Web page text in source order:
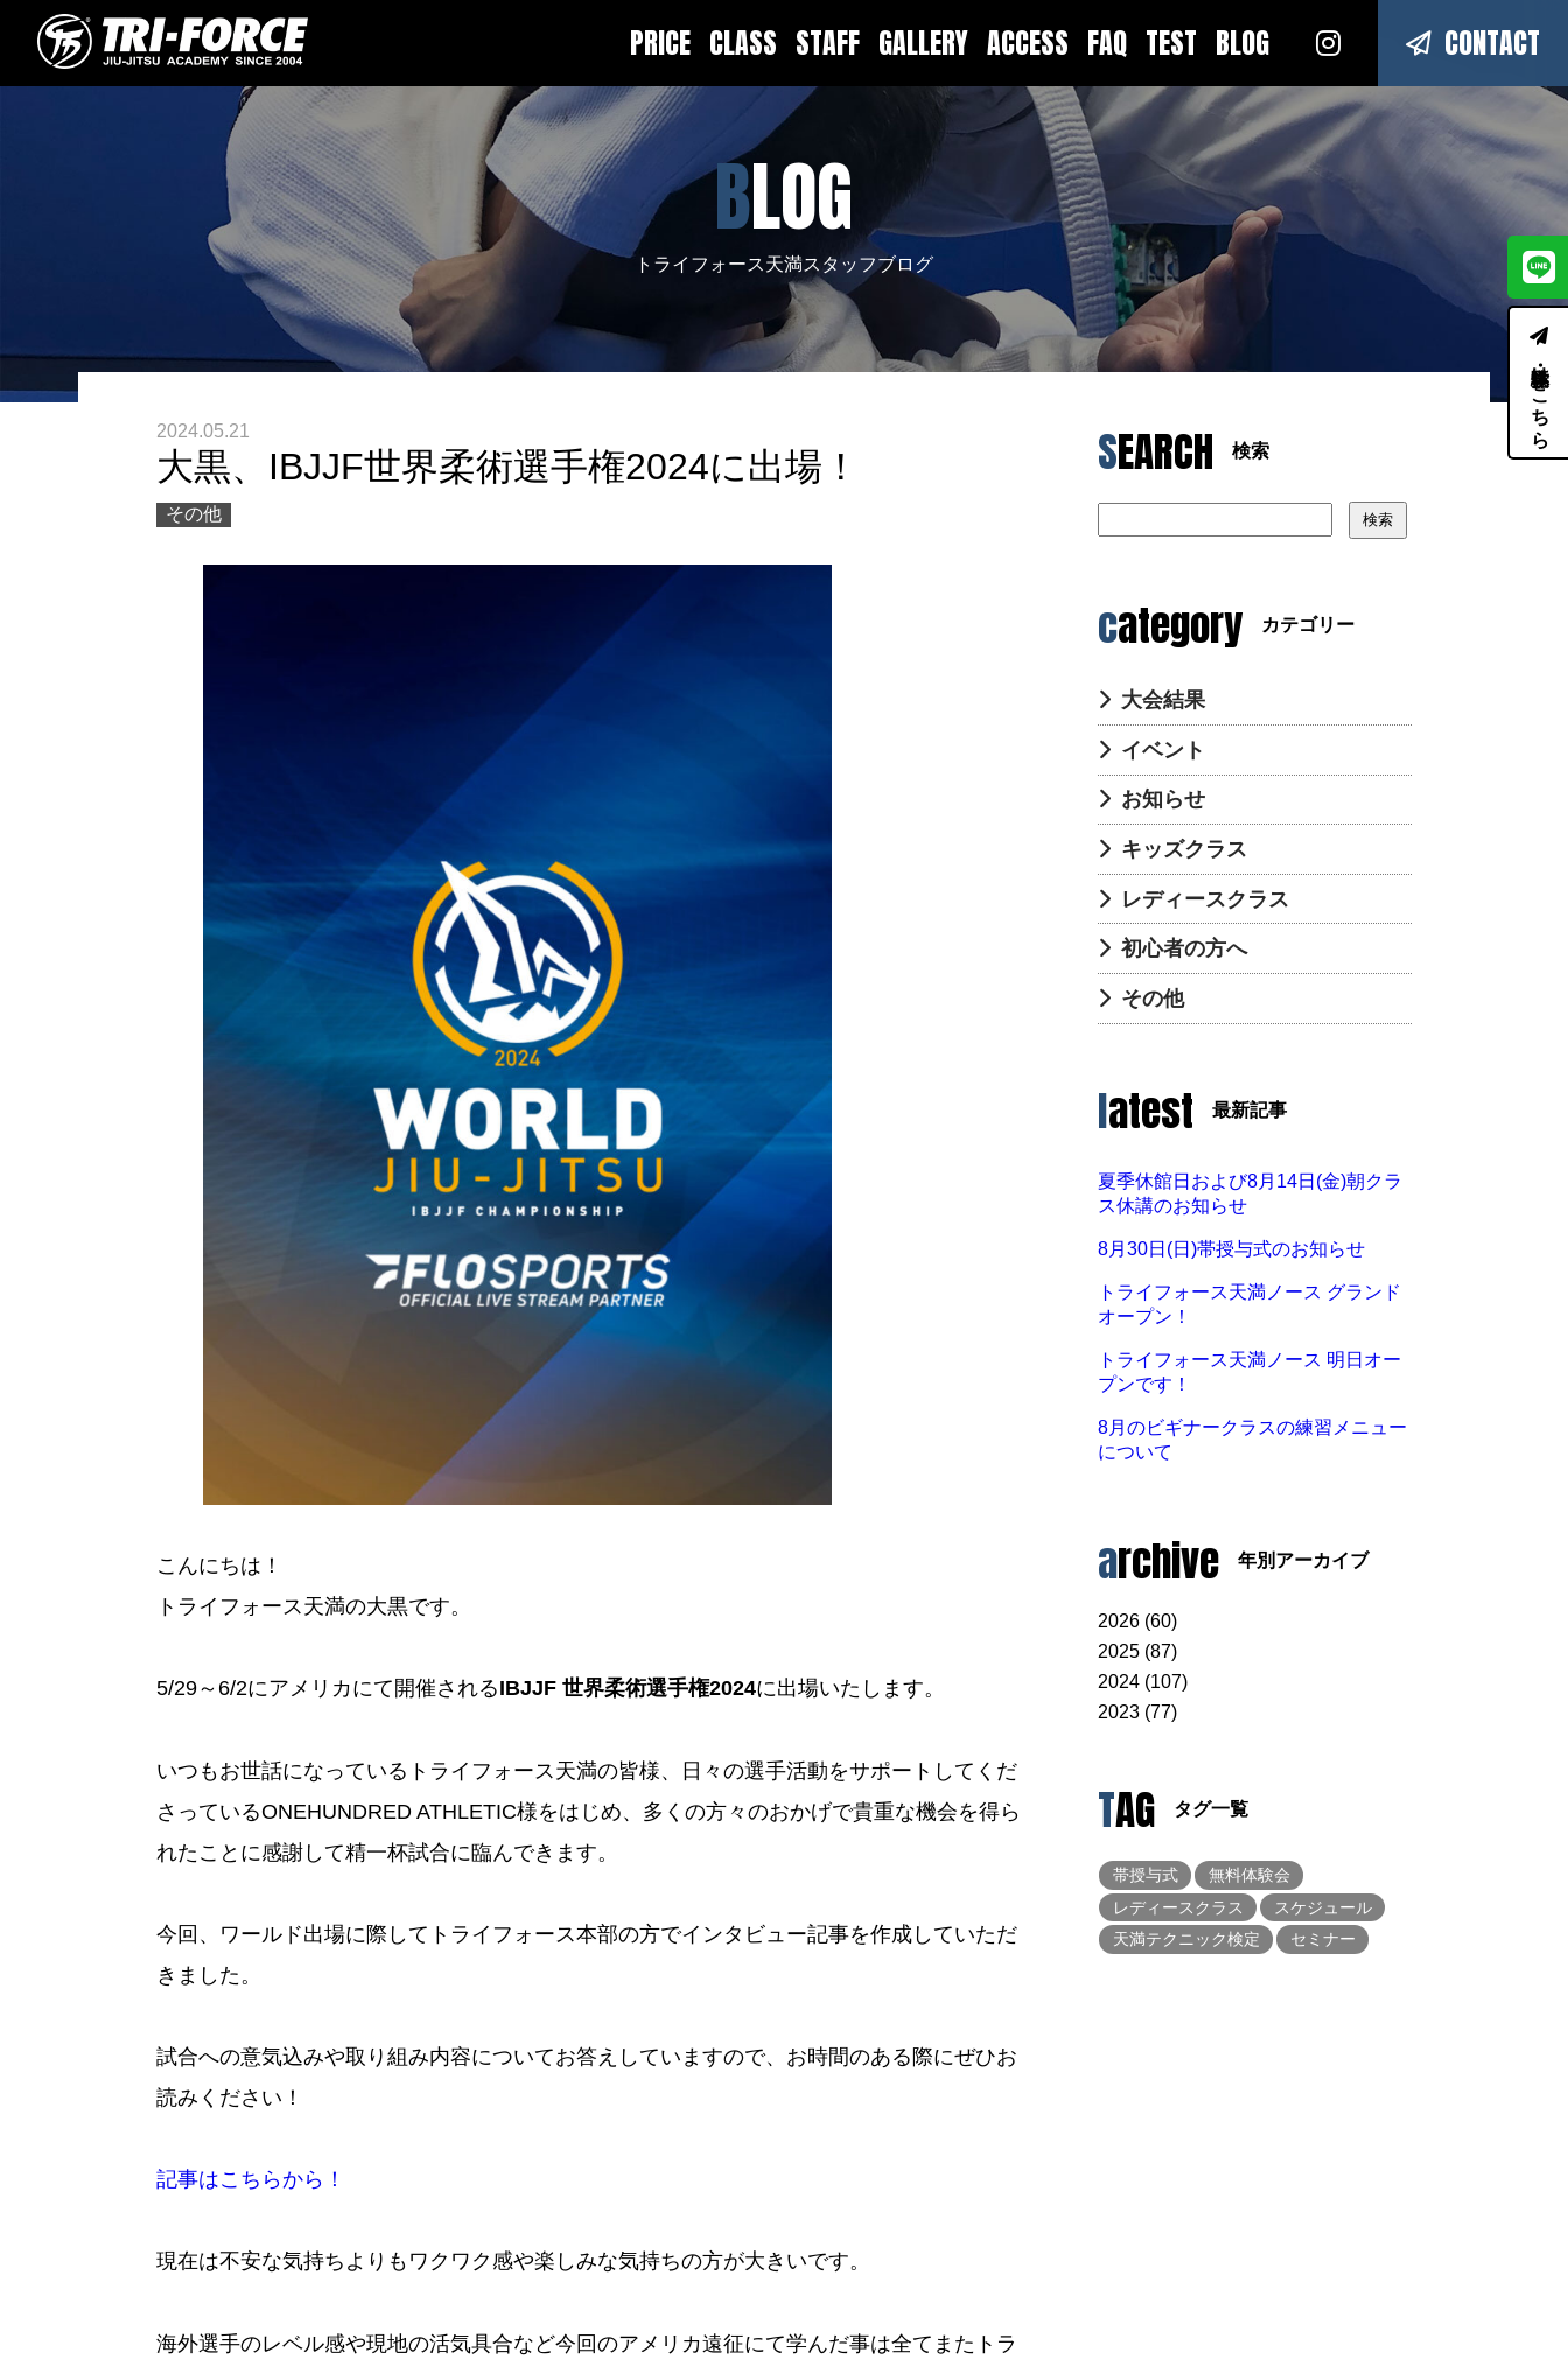
PRICE CLASS STAFF GALLERY ACCESS FAQ TEST BLOG CONTACT
BLOG
トライフォース天満スタッフブログ
2024.05.21
大黒、IBJJF世界柔術選手権2024に出場！
その他
こんにちは！
トライフォース天満の大黒です。
5/29～6/2にアメリカにて開催されるIBJJF 世界柔術選手権2024に出場いたします。
いつもお世話になっているトライフォース天満の皆様、日々の選手活動をサポートしてくだ
さっているONEHUNDRED ATHLETIC様をはじめ、多くの方々のおかげで貴重な機会を得ら
れたことに感謝して精一杯試合に臨んできます。
今回、ワールド出場に際してトライフォース本部の方でインタビュー記事を作成していただ
きました。
試合への意気込みや取り組み内容についてお答えしていますので、お時間のある際にぜひお
読みください！
記事はこちらから！
現在は不安な気持ちよりもワクワク感や楽しみな気持ちの方が大きいです。
海外選手のレベル感や現地の活気具合など今回のアメリカ遠征にて学んだ事は全てまたトラ
SEARCH 検索
検索
category カテゴリー
大会結果
イベント
お知らせ
キッズクラス
レディースクラス
初心者の方へ
その他
latest 最新記事
夏季休館日および8月14日(金)朝クラ
ス休講のお知らせ
8月30日(日)帯授与式のお知らせ
トライフォース天満ノース グランド
オープン！
トライフォース天満ノース 明日オー
プンです！
8月のビギナークラスの練習メニュー
について
archive 年別アーカイブ
2026 (60)
2025 (87)
2024 (107)
2023 (77)
TAG タグ一覧
帯授与式
無料体験会
レディースクラス
スケジュール
天満テクニック検定
セミナー
体験・見学はこちら